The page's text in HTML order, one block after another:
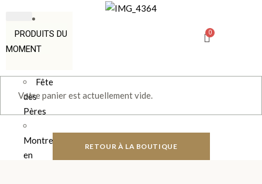
PRODUITS DU
MOMENT
Fête
des
Pères
Montre
en
Votre panier est actuellement vide.
RETOUR À LA BOUTIQUE